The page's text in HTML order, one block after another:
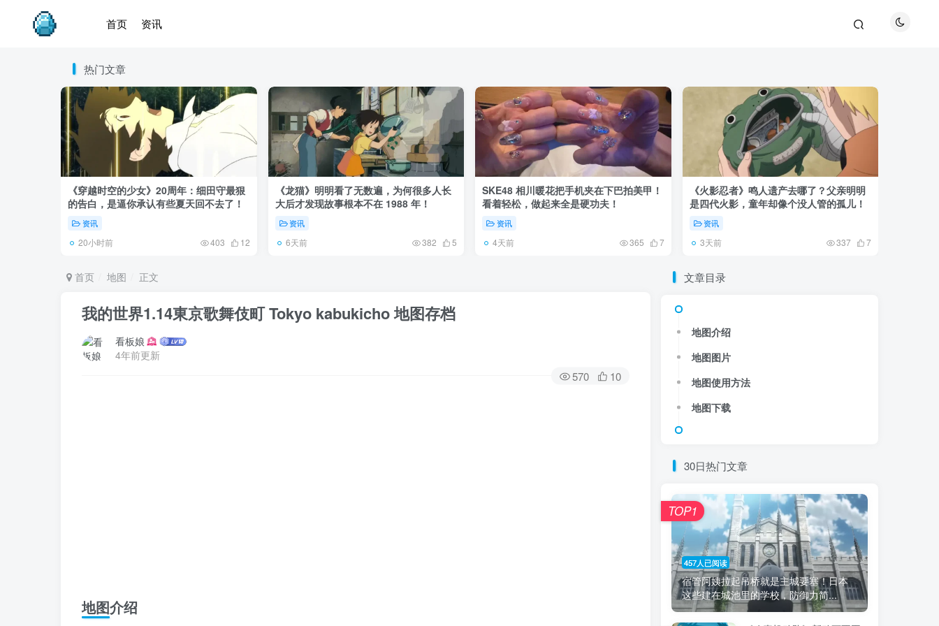
首页 资讯
热门文章
《穿越时空的少女》20周年：细田守最狠
的告白，是逼你承认有些夏天回不去了！
资讯
20小时前 403 12
《龙猫》明明看了无数遍，为何很多人长
大后才发现故事根本不在 1988 年！
资讯
6天前 382 5
SKE48 相川暖花把手机夹在下巴拍美甲！
看着轻松，做起来全是硬功夫！
资讯
4天前 365 7
《火影忍者》鸣人遗产去哪了？父亲明明
是四代火影，童年却像个没人管的孤儿！
资讯
3天前 337 7
首页 地图 正文
我的世界1.14東京歌舞伎町 Tokyo kabukicho 地图存档
看板娘
4年前更新
570 10
地图介绍
文章目录
地图介绍
地图图片
地图使用方法
地图下载
30日热门文章
457人已阅读
宿管阿姨拉起吊桥就是主城要塞！日本
这些建在城池里的学校，防御力简...
TOP1